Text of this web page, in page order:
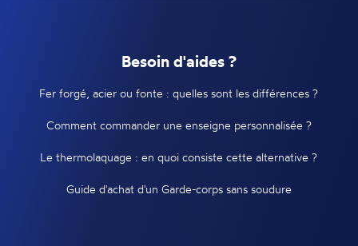
Besoin d'aides ?
Fer forgé, acier ou fonte : quelles sont les différences ?
Comment commander une enseigne personnalisée ?
Le thermolaquage : en quoi consiste cette alternative ?
Guide d'achat d'un Garde-corps sans soudure